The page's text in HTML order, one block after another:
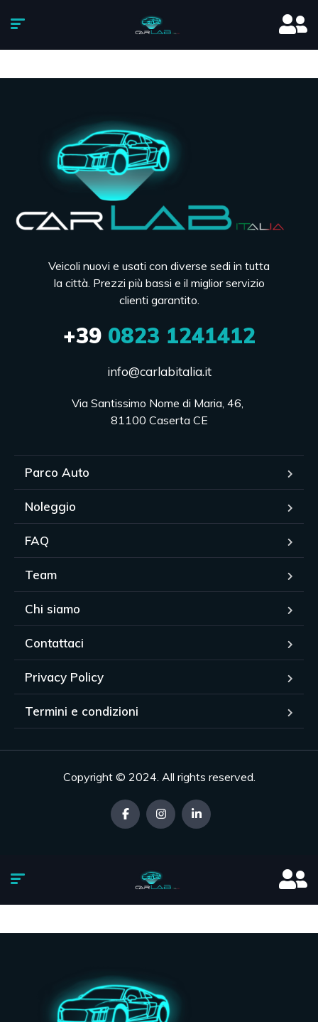
Veicoli nuovi e usati con diverse sedi in tutta
la città. Prezzi più bassi e il miglior servizio
clienti garantito.
+390823 1241412
info@carlabitalia.it
Via Santissimo Nome di Maria, 46,
81100 Caserta CE
Parco Auto
Noleggio
FAQ
Team
Chi siamo
Contattaci
Privacy Policy
Termini e condizioni
Copyright © 2024. All rights reserved.